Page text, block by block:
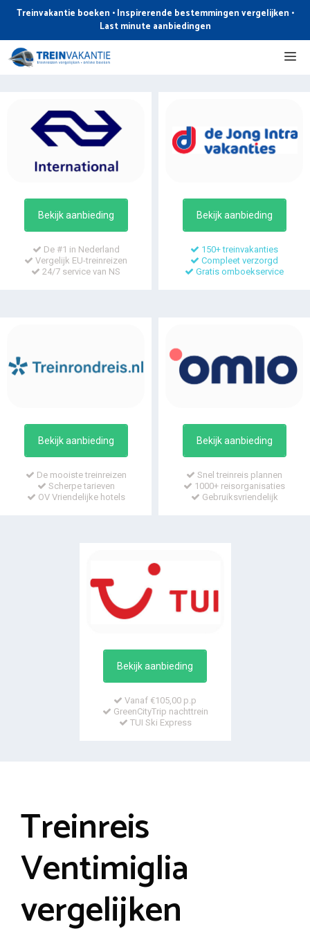
de
inhoud
Treinvakantie boeken • Inspirerende bestemmingen vergelijken •
Last minute aanbiedingen
Bekijk aanbieding
De #1 in Nederland
Vergelijk EU-treinreizen
24/7 service van NS
Bekijk aanbieding
150+ treinvakanties
Compleet verzorgd
Gratis omboekservice
Bekijk aanbieding
De mooiste treinreizen
Scherpe tarieven
OV Vriendelijke hotels
Bekijk aanbieding
Snel treinreis plannen
1000+ reisorganisaties
Gebruiksvriendelijk
Bekijk aanbieding
Vanaf €105,00 p.p
GreenCityTrip nachttrein
TUI Ski Express
Treinreis
Ventimiglia
vergelijken